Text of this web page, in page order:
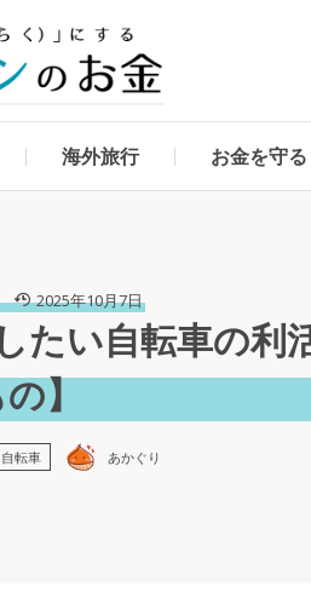
海外旅行 お金を守る
2025年10月7日
たい自転車の利
】
自転車 あかぐり